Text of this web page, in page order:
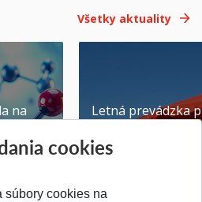
Všetky aktuality
na
Letná prevádzka
Pridané 23.06.2026
cookies
súbory cookies na